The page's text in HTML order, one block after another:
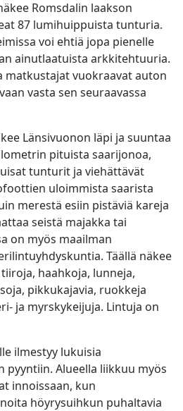
Romsdalin laakson
87 lumihuippuista tunturia.
voi ehtiä jopa pienelle
ainutlaatuista arkkitehtuuria.
matkustajat vuokraavat auton
vasta sen seuraavassa
Länsivuonon läpi ja suuntaa
pituista saarijonoa,
tunturit ja viehättävät
uloimmista saarista
merestä esiin pistäviä kareja
seistä majakka tai
on myös maailman
Täällä näkee
haahkoja, lunneja,
pikkukajavia, ruokkeja
ja myrskykeijuja. Lintuja on
ilmestyy lukuisia
pyyntiin. Alueella liikkuu myös
innoissaan, kun
höyrysuihkun puhaltavia